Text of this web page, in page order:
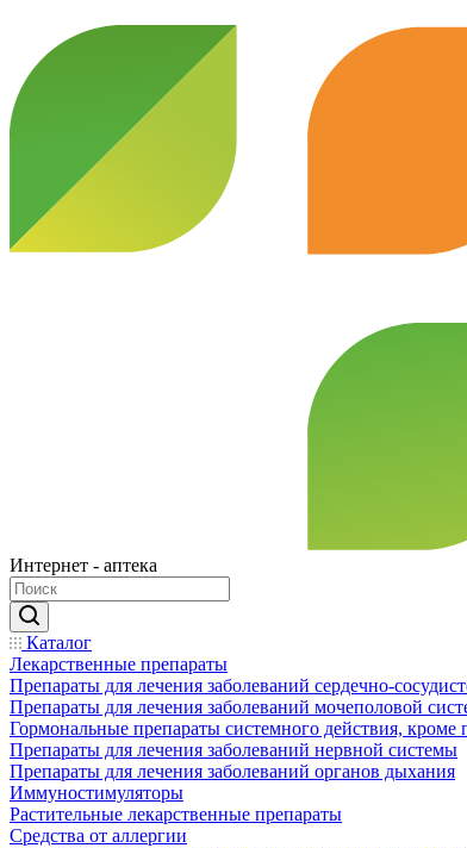
Интернет - аптека
Каталог
Лекарственные препараты
Препараты для лечения заболеваний сердечно-
Препараты для лечения заболеваний мочеполовой
Гормональные препараты системного действия,
Препараты для лечения заболеваний нервной системы
Препараты для лечения заболеваний органов дыхания
Иммуностимуляторы
Растительные лекарственные препараты
Средства от аллергии